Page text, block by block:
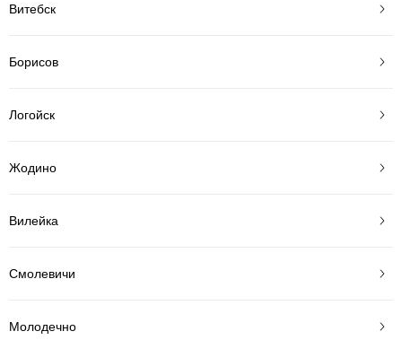
Витебск
Борисов
Логойск
Жодино
Вилейка
Смолевичи
Молодечно